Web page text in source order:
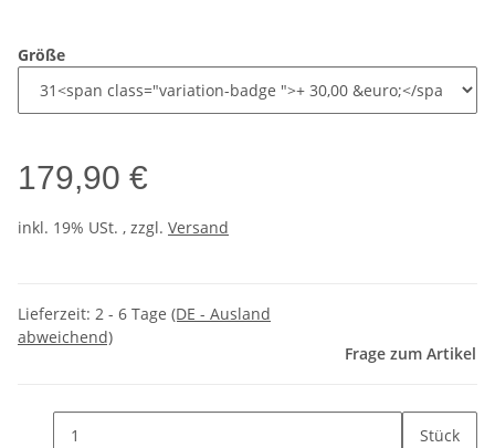
Größe
179,90 €
inkl. 19% USt. , zzgl. Versand
Lieferzeit: 2 - 6 Tage (DE - Ausland
abweichend)
Frage zum Artikel
Stück